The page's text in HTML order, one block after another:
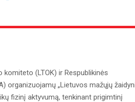
(LTOK) ir Respublikinės
organizuojamų „Lietuvos mažųjų
fizinį aktyvumą, tenkinant prigimtinį